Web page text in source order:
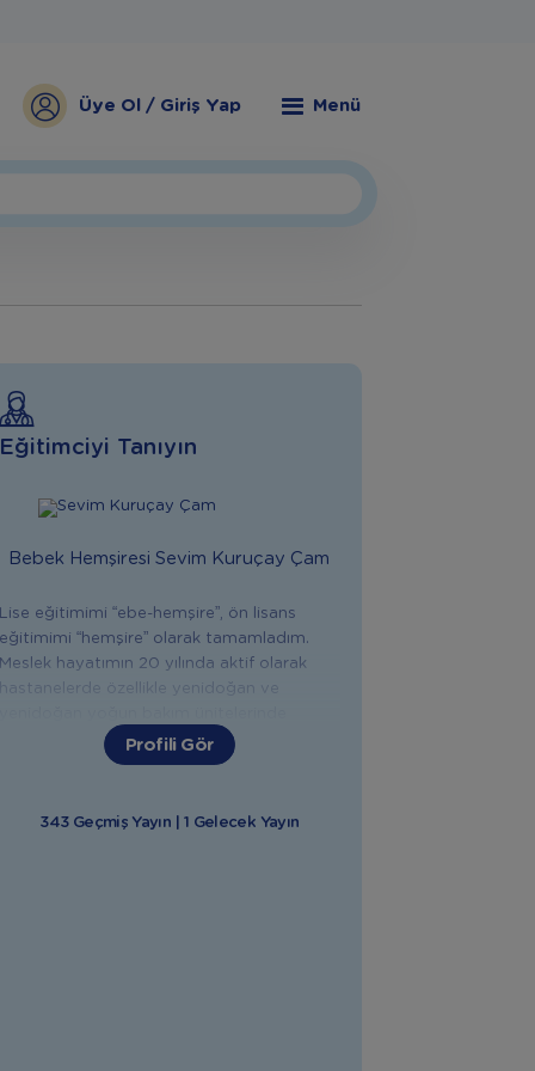
Üye Ol / Giriş Yap Menü
Eğitimciyi Tanıyın
Bebek HemşiresiSevim Kuruçay Çam
Lise eğitimimi “ebe-hemşire”, ön lisans
eğitimimi “hemşire” olarak tamamladım.
Meslek hayatımın 20 yılında aktif olarak
hastanelerde özellikle yenidoğan ve
çalıştım. Anne Bebek Yogası, IAIM
Uluslararası Bebek Masaji Eğitmenliği,
Sonrası Eğitim Koçluğu ,Sağlık Bakanlığı İlk
Profili Gör
343 Geçmiş Yayın | 1 Gelecek Yayın